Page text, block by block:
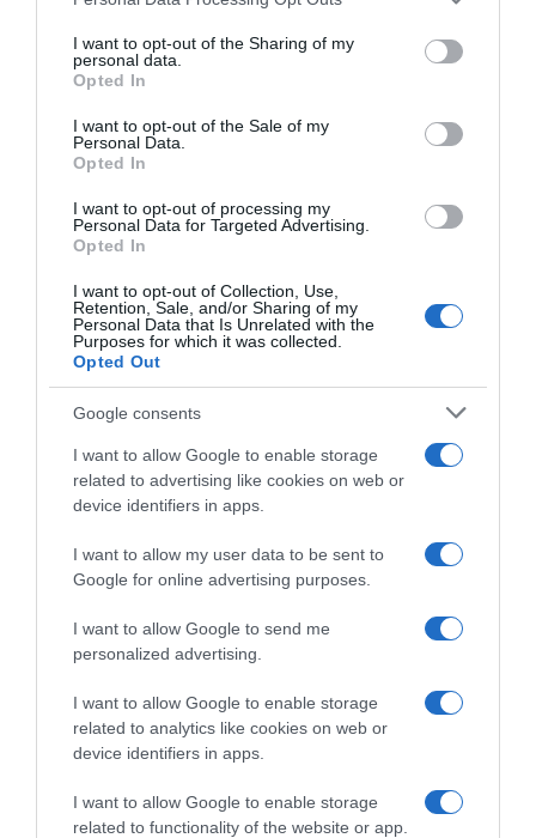
not limited to your visit or usage behaviour. You may click to
grant or deny consent to Google and its third-party tags to
use your data for below specified purposes in below Google
consent section.
I want to opt-out of the Sharing of my
personal data.
Opted In
I want to opt-out of the Sale of my
Personal Data.
Opted In
I want to opt-out of processing my
Personal Data for Targeted Advertising.
Opted In
I want to opt-out of Collection, Use,
Retention, Sale, and/or Sharing of my
Personal Data that Is Unrelated with the
Purposes for which it was collected.
Opted Out
Google consents
I want to allow Google to enable storage
related to advertising like cookies on web or
device identifiers in apps.
I want to allow my user data to be sent to
Google for online advertising purposes.
I want to allow Google to send me
personalized advertising.
I want to allow Google to enable storage
related to analytics like cookies on web or
device identifiers in apps.
I want to allow Google to enable storage
related to functionality of the website or app.
Prodotti per animali domestici | Cani |
Trasportini e accessori da viaggio
Accessori da viaggio
25,49€
KYG Telo Auto per Cani
Universale Impermeabile e
Resistente Telo Bagagliaio
Telo Cane Auto Bagagliaio
Facile da Pulire per Auto, SUV
e Camion, 185 * 105 * 38cm -
Prodotti per animali domestici
Trasportini e accessori da viaggio
MyeMdan Coprisedile Auto
per Cani con Pannello di Fibra
Auto Durevole, Telo Auto Per
Cani Usato in Tutte le Auto e i
SUV, Nero
Accessori da viaggio |Fodere per sedili
in offerta 24,64€
Universale Impermeabile e
Resistente Telo Bagagliaio
Auto con Protezione Laterale
Facile da Pulire per Auto, SUV
e Camion, 185 * 105 * 38cm -
Accessori da viaggio
Fodere per sedili
in offerta 66,49€
per Cani e una Morbida
Coperta, Nero | Telo Auto Per
Tavole in Legno Duro Per la
Maggior Parte Delle Auto,
SUV,